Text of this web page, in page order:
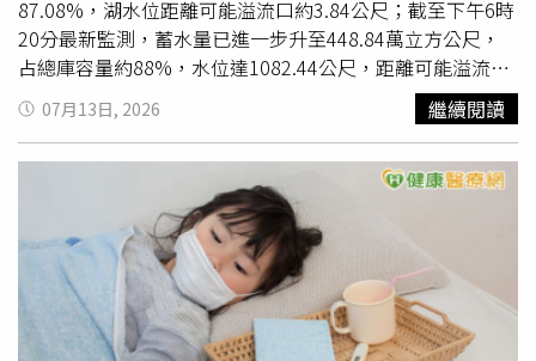
或特定生理指標的男性，則建議提前至40歲開始篩檢。攝護
腺癌目前是男性最常見的癌症之一，也是男性癌症死亡的第
二大主因。由於早期攝護腺腫瘤微小又幾乎沒有任何徵兆，
容易被患者忽略。醫師提醒，男性若出現排尿困難，可能是
攝護腺腫大壓迫膀胱或尿道所致，應提高警覺；一旦癌細胞
轉移至骨骼，可能引發腿部疼痛、麻木甚至神經系統問題。
與雄性禿相同，攝護腺癌具有高度的基因遺傳傾向，定期檢
查仍是預防與早期發現的不二法門。
87.08%，湖水位距離可能溢流口約3.84公尺；截至下午6時
20分最新監測，蓄水量已進一步升至448.84萬立方公尺，
占總庫容量約88%，水位達1082.44公尺，距離可能溢流口
僅剩約3.56公尺，顯示湖水位仍持續上升。林業及自然保育
署評估，若山區天氣穩定，且每日入流量維持約21萬至22
萬立方公尺，堰塞湖最快可能於15日、最慢16日出現自然
溢流；但若受13日至14日南方雲系北移影響，花蓮山區降
下局部大雨，蓄水速度可能加快，不排除提前溢流。農業部
指出，巴威颱風影響期間，萬里溪集水區實際降雨量低於中
央氣象署原先預估，因此湖區入流量未如預期暴增，也使警
戒由紅色調降為黃色。不過，由於崩塌區仍持續有土石滑
落，天然壩體局部高程雖已達1087.5公尺，但新增堆積土石
結構鬆散、穩定性不足，因此目前仍維持以1086公尺作為
07月13日, 2026 繼續閱讀